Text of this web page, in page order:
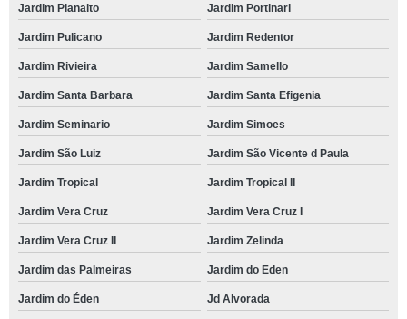
Jardim Planalto Jardim Portinari
Jardim Pulicano Jardim Redentor
Jardim Rivieira Jardim Samello
Jardim Santa Barbara Jardim Santa Efigenia
Jardim Seminario Jardim Simoes
Jardim São Luiz Jardim São Vicente d Paula
Jardim Tropical Jardim Tropical II
Jardim Vera Cruz Jardim Vera Cruz I
Jardim Vera Cruz II Jardim Zelinda
Jardim das Palmeiras Jardim do Eden
Jardim do Éden Jd Alvorada